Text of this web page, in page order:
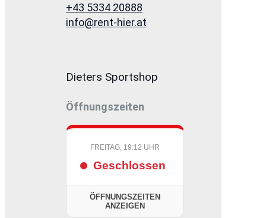
+43 5334 20888
info@rent-hier.at
Dieters Sportshop
Öffnungszeiten
FREITAG, 19:12 UHR
Geschlossen
ÖFFNUNGSZEITEN
ANZEIGEN